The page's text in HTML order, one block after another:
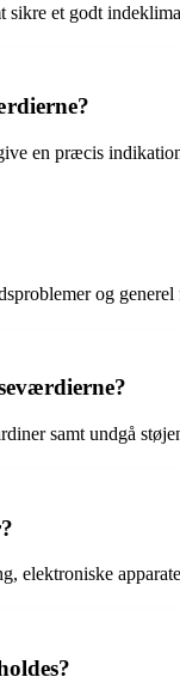
et godt
en præcis
og
samt undgå
elektroniske